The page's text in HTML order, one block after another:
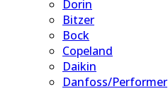
Dorin
Bitzer
Bock
Copeland
Daikin
Danfoss/Performer